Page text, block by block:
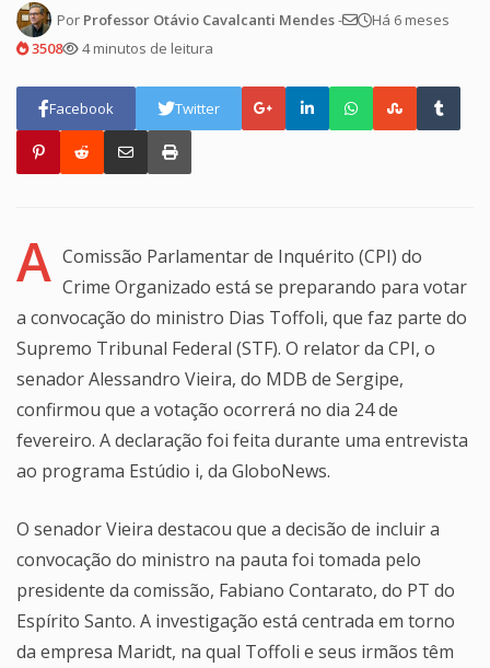
Por Professor Otávio Cavalcanti Mendes-
Há 6 meses
3508
4 minutos de leitura
Facebook Twitter
A Comissão Parlamentar de Inquérito (CPI) do
Crime Organizado está se preparando para votar
a convocação do ministro Dias Toffoli, que faz parte do
Supremo Tribunal Federal (STF). O relator da CPI, o
senador Alessandro Vieira, do MDB de Sergipe,
confirmou que a votação ocorrerá no dia 24 de
fevereiro. A declaração foi feita durante uma entrevista
ao programa Estúdio i, da GloboNews.
O senador Vieira destacou que a decisão de incluir a
convocação do ministro na pauta foi tomada pelo
presidente da comissão, Fabiano Contarato, do PT do
Espírito Santo. A investigação está centrada em torno
da empresa Maridt, na qual Toffoli e seus irmãos têm